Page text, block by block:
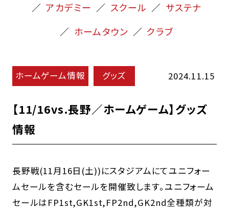
アカデミー
スクール
サステナ
ホームタウン
クラブ
ホームゲーム情報 グッズ 2024.11.15
【11/16vs.長野／ホームゲーム】グッズ
情報
長野戦(11月16日(土))にスタジアムにてユニフォー
ムセールを含むセールを開催致します。ユニフォーム
セールはFP1st,GK1st,FP2nd,GK2nd全種類が対